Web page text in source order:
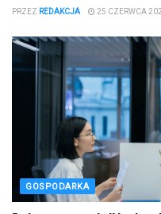
PRZEZ REDAKCJA 25 CZERWCA
GOSPODARKA